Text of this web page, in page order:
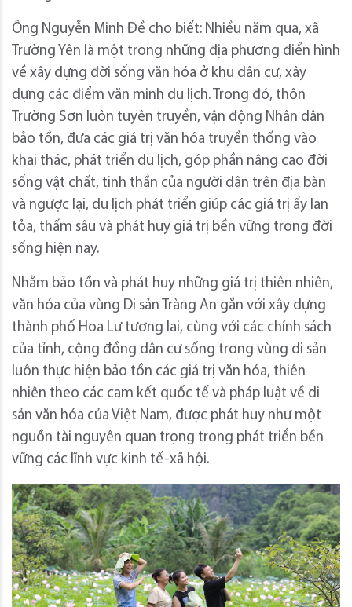
Ông Nguyễn Minh Đề cho biết: Nhiều năm qua, xã
Trường Yên là một trong những địa phương điển hình
về xây dựng đời sống văn hóa ở khu dân cư, xây
dựng các điểm văn minh du lịch. Trong đó, thôn
Trường Sơn luôn tuyên truyền, vận động Nhân dân
bảo tồn, đưa các giá trị văn hóa truyền thống vào
khai thác, phát triển du lịch, góp phần nâng cao đời
sống vật chất, tinh thần của người dân trên địa bàn
và ngược lại, du lịch phát triển giúp các giá trị ấy lan
tỏa, thấm sâu và phát huy giá trị bền vững trong đời
sống hiện nay.
Nhằm bảo tồn và phát huy những giá trị thiên nhiên,
văn hóa của vùng Di sản Tràng An gắn với xây dựng
thành phố Hoa Lư tương lai, cùng với các chính sách
của tỉnh, cộng đồng dân cư sống trong vùng di sản
luôn thực hiện bảo tồn các giá trị văn hóa, thiên
nhiên theo các cam kết quốc tế và pháp luật về di
sản văn hóa của Việt Nam, được phát huy như một
nguồn tài nguyên quan trọng trong phát triển bền
vững các lĩnh vực kinh tế-xã hội.